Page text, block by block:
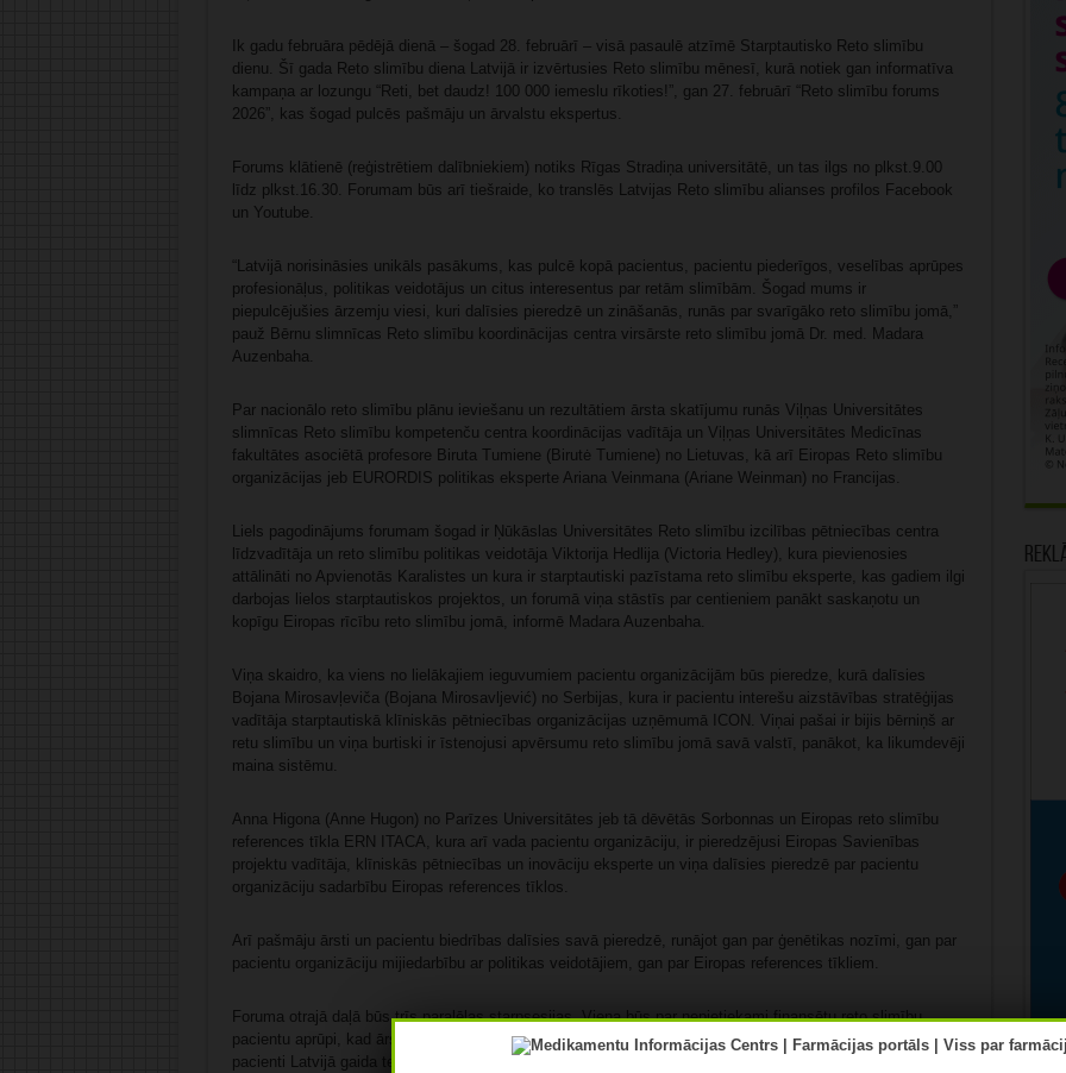
Ik gadu februāra pēdējā dienā – šogad 28. februārī – visā pasaulē atzīmē Starptautisko Reto slimību
dienu. Šī gada Reto slimību diena Latvijā ir izvērtusies Reto slimību mēnesī, kurā notiek gan informatīva
kampaņa ar lozungu “Reti, bet daudz! 100 000 iemeslu rīkoties!”, gan 27. februārī “Reto slimību forums
2026”, kas šogad pulcēs pašmāju un ārvalstu ekspertus.
Forums klātienē (reģistrētiem dalībniekiem) notiks Rīgas Stradiņa universitātē, un tas ilgs no plkst.9.00
līdz plkst.16.30. Forumam būs arī tiešraide, ko translēs Latvijas Reto slimību alianses profilos Facebook
un Youtube.
“Latvijā norisināsies unikāls pasākums, kas pulcē kopā pacientus, pacientu piederīgos, veselības aprūpes
profesionāļus, politikas veidotājus un citus interesentus par retām slimībām. Šogad mums ir
piepulcējušies ārzemju viesi, kuri dalīsies pieredzē un zināšanās, runās par svarīgāko reto slimību jomā,”
pauž Bērnu slimnīcas Reto slimību koordinācijas centra virsārste reto slimību jomā Dr. med. Madara
Auzenbaha.
Par nacionālo reto slimību plānu ieviešanu un rezultātiem ārsta skatījumu runās Viļņas Universitātes
slimnīcas Reto slimību kompetenču centra koordinācijas vadītāja un Viļņas Universitātes Medicīnas
fakultātes asociētā profesore Biruta Tumiene (Birutė Tumiene) no Lietuvas, kā arī Eiropas Reto slimību
organizācijas jeb EURORDIS politikas eksperte Ariana Veinmana (Ariane Weinman) no Francijas.
Liels pagodinājums forumam šogad ir Ņūkāslas Universitātes Reto slimību izcilības pētniecības centra
līdzvadītāja un reto slimību politikas veidotāja Viktorija Hedlija (Victoria Hedley), kura pievienosies
attālināti no Apvienotās Karalistes un kura ir starptautiski pazīstama reto slimību eksperte, kas gadiem ilgi
darbojas lielos starptautiskos projektos, un forumā viņa stāstīs par centieniem panākt saskaņotu un
kopīgu Eiropas rīcību reto slimību jomā, informē Madara Auzenbaha.
Viņa skaidro, ka viens no lielākajiem ieguvumiem pacientu organizācijām būs pieredze, kurā dalīsies
Bojana Mirosavļeviča (Bojana Mirosavljević) no Serbijas, kura ir pacientu interešu aizstāvības stratēģijas
vadītāja starptautiskā klīniskās pētniecības organizācijas uzņēmumā ICON. Viņai pašai ir bijis bērniņš ar
retu slimību un viņa burtiski ir īstenojusi apvērsumu reto slimību jomā savā valstī, panākot, ka likumdevēji
maina sistēmu.
Anna Higona (Anne Hugon) no Parīzes Universitātes jeb tā dēvētās Sorbonnas un Eiropas reto slimību
references tīkla ERN ITACA, kura arī vada pacientu organizāciju, ir pieredzējusi Eiropas Savienības
projektu vadītāja, klīniskās pētniecības un inovāciju eksperte un viņa dalīsies pieredzē par pacientu
organizāciju sadarbību Eiropas references tīklos.
Arī pašmāju ārsti un pacientu biedrības dalīsies savā pieredzē, runājot gan par ģenētikas nozīmi, gan par
pacientu organizāciju mijiedarbību ar politikas veidotājiem, gan par Eiropas references tīkliem.
Foruma otrajā daļā būs trīs paralēlas starpsesijas. Viena būs par nepietiekami finansētu reto slimību
pacientu aprūpi, kad ārstēšana eksistē, bet nav pieejama. Diskusijā tiks analizēts, kāpēc reto slimību
pacienti Latvijā gaida terapiju, un ko var darīt citādi. To moderēs jurisprudences zinātņu doktors Juris